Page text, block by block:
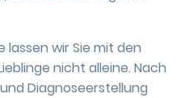
wir Sie mit den
nicht alleine. Nach
Diagnoseerstellung